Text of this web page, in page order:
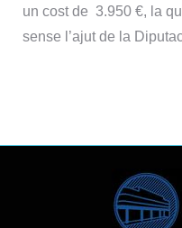
un cost de 3.950 €, la
sense l’ajut de la